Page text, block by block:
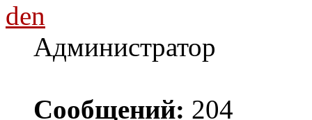
den
Администратор
Сообщений: 204